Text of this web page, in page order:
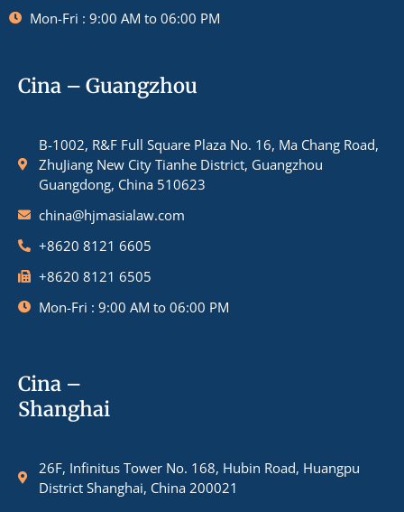
Mon-Fri : 9:00 AM to 06:00 PM
Cina – Guangzhou
B-1002, R&F Full Square Plaza No. 16, Ma Chang Road,
ZhuJiang New City Tianhe District, Guangzhou
Guangdong, China 510623
china@hjmasialaw.com
+8620 8121 6605
+8620 8121 6505
Mon-Fri : 9:00 AM to 06:00 PM
Cina –
Shanghai
26F, Infinitus Tower No. 168, Hubin Road, Huangpu
District Shanghai, China 200021